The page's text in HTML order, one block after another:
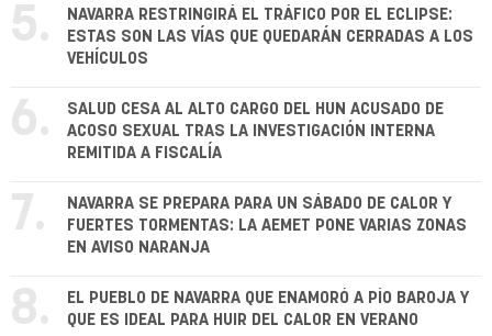
5.
NAVARRA RESTRINGIRÁ EL TRÁFICO POR EL ECLIPSE:
ESTAS SON LAS VÍAS QUE QUEDARÁN CERRADAS A LOS
VEHÍCULOS
6.
SALUD CESA AL ALTO CARGO DEL HUN ACUSADO DE
ACOSO SEXUAL TRAS LA INVESTIGACIÓN INTERNA
REMITIDA A FISCALÍA
7.
NAVARRA SE PREPARA PARA UN SÁBADO DE CALOR Y
FUERTES TORMENTAS: LA AEMET PONE VARIAS ZONAS
EN AVISO NARANJA
8.
EL PUEBLO DE NAVARRA QUE ENAMORÓ A PÍO BAROJA Y
QUE ES IDEAL PARA HUIR DEL CALOR EN VERANO